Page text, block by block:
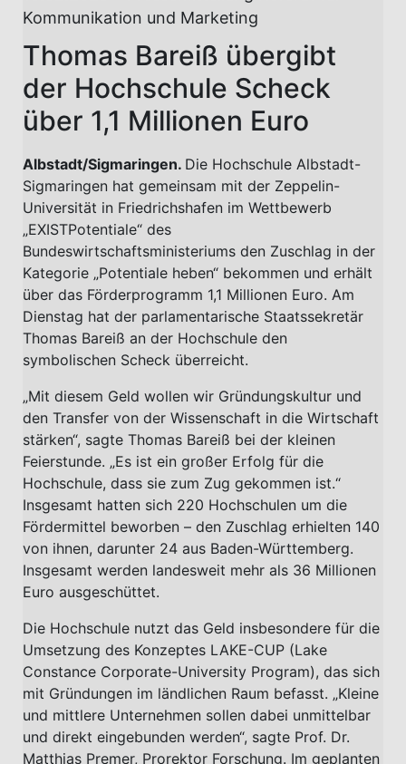
Kommunikation und Marketing
Thomas Bareiß übergibt
der Hochschule Scheck
über 1,1 Millionen Euro
Albstadt/Sigmaringen. Die Hochschule Albstadt-
Sigmaringen hat gemeinsam mit der Zeppelin-
Universität in Friedrichshafen im Wettbewerb
„EXISTPotentiale“ des
Bundeswirtschaftsministeriums den Zuschlag in der
Kategorie „Potentiale heben“ bekommen und erhält
über das Förderprogramm 1,1 Millionen Euro. Am
Dienstag hat der parlamentarische Staatssekretär
Thomas Bareiß an der Hochschule den
symbolischen Scheck überreicht.
„Mit diesem Geld wollen wir Gründungskultur und
den Transfer von der Wissenschaft in die Wirtschaft
stärken“, sagte Thomas Bareiß bei der kleinen
Feierstunde. „Es ist ein großer Erfolg für die
Hochschule, dass sie zum Zug gekommen ist.“
Insgesamt hatten sich 220 Hochschulen um die
Fördermittel beworben – den Zuschlag erhielten 140
von ihnen, darunter 24 aus Baden-Württemberg.
Insgesamt werden landesweit mehr als 36 Millionen
Euro ausgeschüttet.
Die Hochschule nutzt das Geld insbesondere für die
Umsetzung des Konzeptes LAKE-CUP (Lake
Constance Corporate-University Program), das sich
mit Gründungen im ländlichen Raum befasst. „Kleine
und mittlere Unternehmen sollen dabei unmittelbar
und direkt eingebunden werden“, sagte Prof. Dr.
Matthias Premer, Prorektor Forschung. Im geplanten